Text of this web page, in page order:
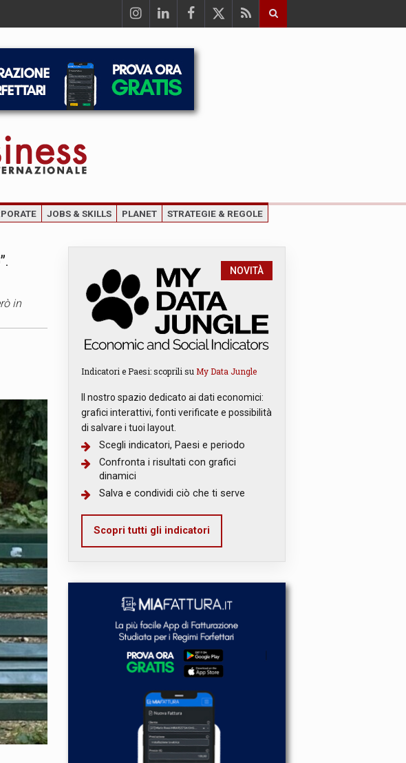
JOBS & SKILLS PLANET STRATEGIE & REGOLE
in
NOVITÀ
Indicatori e Paesi: scoprili su My Data Jungle
Il nostro spazio dedicato ai dati economici:
grafici interattivi, fonti verificate e possibilità
di salvare i tuoi layout.
Scegli indicatori, Paesi e periodo
Confronta i risultati con grafici
dinamici
Salva e condividi ciò che ti serve
Scopri tutti gli indicatori